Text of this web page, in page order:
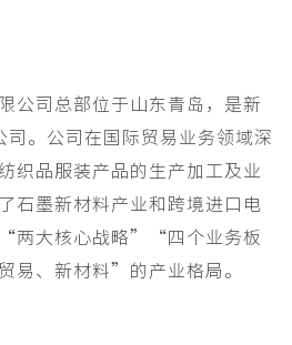
公司总部位于山东青岛，是新
司。公司在国际贸易业务领域深
织品服装产品的生产加工及业
石墨新材料产业和跨境进口电
“两大核心战略”“四个业务板
易、新材料”的产业格局。